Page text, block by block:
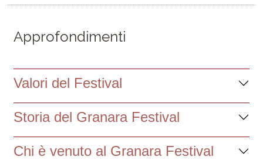
Approfondimenti
Valori del Festival
Storia del Granara Festival
Chi è venuto al Granara Festival